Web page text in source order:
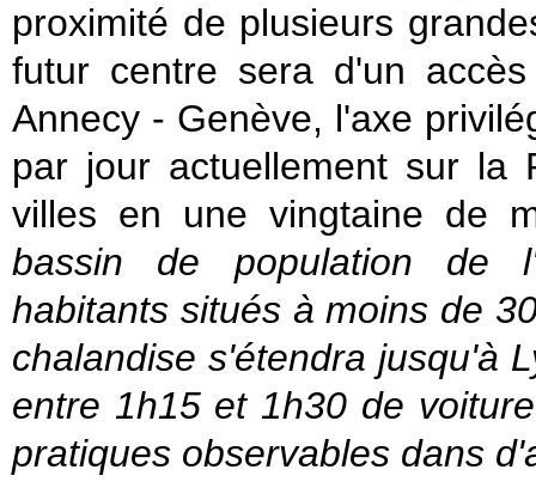
proximité de plusieurs
futur centre sera d'un
Annecy - Genève, l'axe
par jour actuellement sur la
villes en une vingtaine de
bassin de population de
habitants situés à moins de
chalandise s'étendra jusqu'à
entre 1h15 et 1h30 de
pratiques observables dans